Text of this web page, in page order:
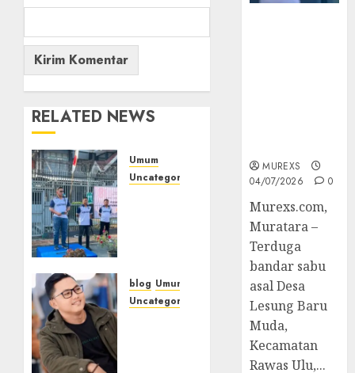
RELATED NEWS
Umum
Uncategorized
Lawang
Gelar
blog Umum
Uncategorized
MUREXS
04/07/2026
0
Murexs.com,
Muratara –
Terduga
bandar sabu
asal Desa
Lesung Baru
Muda,
Kecamatan
Rawas Ulu,...